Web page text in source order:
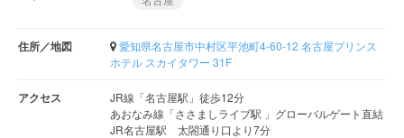
住所／地図
愛知県名古屋市中村区平池町4-60-12 名古屋プリンス
ホテル スカイタワー 31F
アクセス
JR線「名古屋駅」徒歩12分
あおなみ線「ささましライブ駅 」グローバルゲート直結
JR名古屋駅 太閤通り口より7分